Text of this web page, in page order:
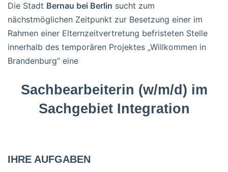
Die Stadt Bernau bei Berlin sucht zum
nächstmöglichen Zeitpunkt zur Besetzung einer im
Rahmen einer Elternzeitvertretung befristeten Stelle
innerhalb des temporären Projektes „Willkommen in
Brandenburg“ eine
Sachbearbeiterin (w/m/d) im
Sachgebiet Integration
IHRE AUFGABEN